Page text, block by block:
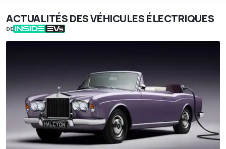
ACTUALITÉS DES VÉHICULES ÉLECTRIQUES
DE